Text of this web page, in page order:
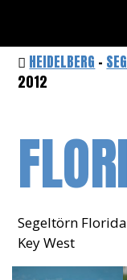
HEIDELBERG -
2012
Segeltörn
Key West